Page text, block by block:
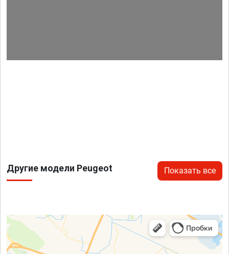
Другие модели Peugeot Показать все